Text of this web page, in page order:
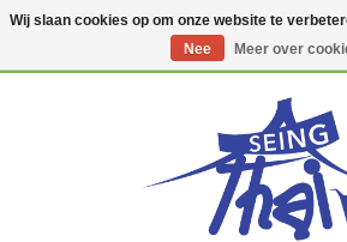
Wij slaan cookies op om onze website te
Nee
Meer over